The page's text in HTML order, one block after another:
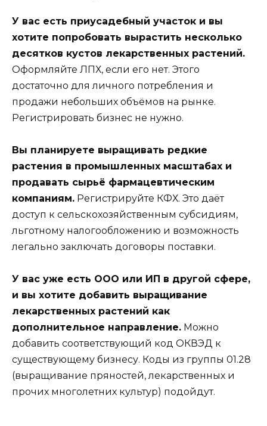
У вас есть приусадебный участок и вы
хотите попробовать вырастить несколько
десятков кустов лекарственных растений.
Оформляйте ЛПХ, если его нет. Этого
достаточно для личного потребления и
продажи небольших объёмов на рынке.
Регистрировать бизнес не нужно.
Вы планируете выращивать редкие
растения в промышленных масштабах и
продавать сырьё фармацевтическим
компаниям. Регистрируйте КФХ. Это даёт
доступ к сельскохозяйственным субсидиям,
льготному налогообложению и возможность
легально заключать договоры поставки.
У вас уже есть ООО или ИП в другой сфере,
и вы хотите добавить выращивание
лекарственных растений как
дополнительное направление. Можно
добавить соответствующий код ОКВЭД к
существующему бизнесу. Коды из группы 01.28
(выращивание пряностей, лекарственных и
прочих многолетних культур) подойдут.